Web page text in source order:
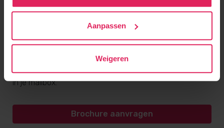
Aanpassen
Weigeren
Gratis brochure
Meer weten over gastouderopvang via
gastouderbureau 4Kids? Vraag gratis en vrijblijvend de
4Kids brochure voor ouders aan en ontvang het direct
in je mailbox.
Brochure aanvragen